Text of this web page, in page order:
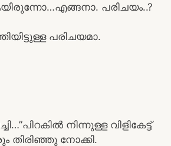
പരിചയം..?
പരിചയമാ.
നിന്നുള്ള വിളികേട്ട്
നോക്കി.